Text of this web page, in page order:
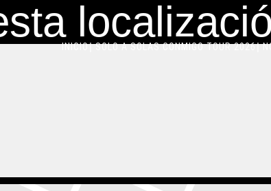
INICIO SOLO A SOLAS CONMIGO TOUR 2026